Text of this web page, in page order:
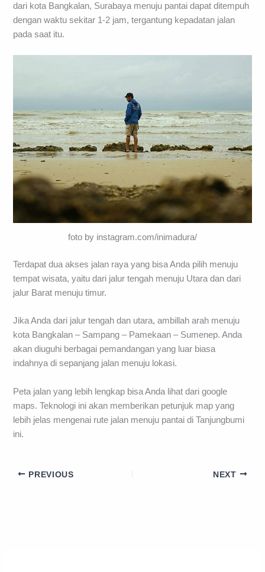
dari kota Bangkalan, Surabaya menuju pantai dapat ditempuh
dengan waktu sekitar 1-2 jam, tergantung kepadatan jalan
pada saat itu.
foto by instagram.com/inimadura/
Terdapat dua akses jalan raya yang bisa Anda pilih menuju
tempat wisata, yaitu dari jalur tengah menuju Utara dan dari
jalur Barat menuju timur.
Jika Anda dari jalur tengah dan utara, ambillah arah menuju
kota Bangkalan – Sampang – Pamekaan – Sumenep. Anda
akan diuguhi berbagai pemandangan yang luar biasa
indahnya di sepanjang jalan menuju lokasi.
Peta jalan yang lebih lengkap bisa Anda lihat dari google
maps. Teknologi ini akan memberikan petunjuk map yang
lebih jelas mengenai rute jalan menuju pantai di Tanjungbumi
ini.
PREVIOUS NEXT